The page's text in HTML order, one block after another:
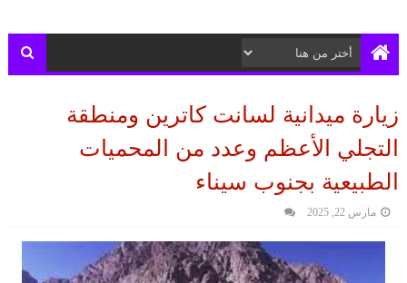
زيارة ميدانية لسانت كاترين ومنطقة
التجلي الأعظم وعدد من المحميات
الطبيعية بجنوب سيناء
مارس 22, 2025